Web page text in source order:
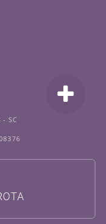
SC